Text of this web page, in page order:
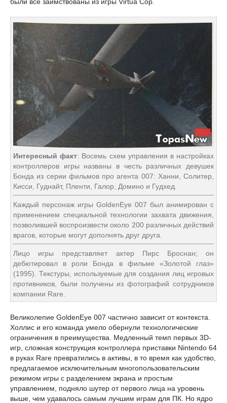
Интересный факт: Восемь схем управления в настройках
контроллеров игры названы в честь различных девушек
Бонда из серии фильмов про агента 007: Ханни, Солитер,
Кисси, Гуднайт, Пленти, Галор, Домино и Гудхед.
Каждый персонаж игры GoldenEye 007 был анимирован с
применением специальной технологии захвата движения,
позволившей воспроизвести около 200 различных действий
врагов, которые могут дополнять друг друга.
Лицо игры представляет актер Пирс Броснан; он
дебютировал в роли Бонда в фильме «Золотой глаз»
(1995). Текстуры, используемые для создания лиц игровых
противников, были получены из фотографий сотрудников
компании Rare.
Великолепие GoldenEye 007 частично зависит от контекста.
Холлис и его команда умело обернули технологические
ограничения в преимущества. Медленный темп первых 3D-
игр, сложная конструкция контроллера приставки Nintendo 64
в руках Rare превратились в активы, в то время как удобство,
предлагаемое исключительным многопользовательским
режимом игры с разделением экрана и простым
управлением, подняло шутер от первого лица на уровень
выше, чем удавалось самым лучшим играм для ПК. Но ядро